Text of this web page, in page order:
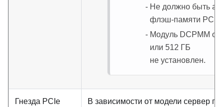
Не должно быть
флэш-памяти PCIe
Модуль DCPMM
или 512 ГБ
не установлен.
Гнезда PCIe
В зависимости от модели сервер